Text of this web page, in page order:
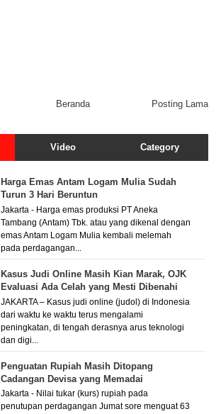
Posting Lama
Beranda
Video Category
Harga Emas Antam Logam Mulia Sudah
Turun 3 Hari Beruntun
Jakarta - Harga emas produksi PT Aneka
Tambang (Antam) Tbk. atau yang dikenal dengan
emas Antam Logam Mulia kembali melemah
pada perdagangan...
Kasus Judi Online Masih Kian Marak, OJK
Evaluasi Ada Celah yang Mesti Dibenahi
JAKARTA – Kasus judi online (judol) di Indonesia
dari waktu ke waktu terus mengalami
peningkatan, di tengah derasnya arus teknologi
dan digi...
Penguatan Rupiah Masih Ditopang
Cadangan Devisa yang Memadai
Jakarta - Nilai tukar (kurs) rupiah pada
penutupan perdagangan Jumat sore menguat 63